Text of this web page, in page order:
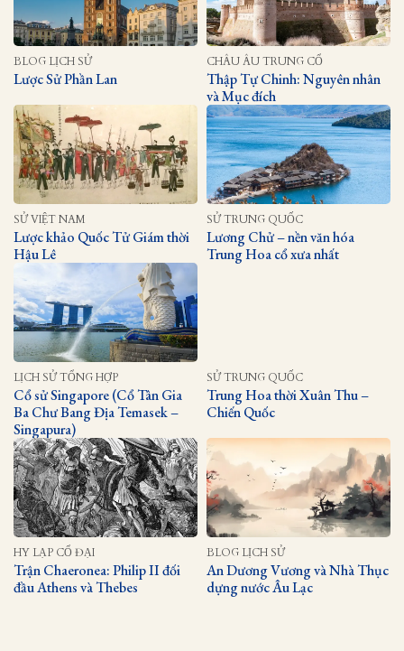
BLOG LỊCH SỬ
Lược Sử Phần Lan
CHÂU ÂU TRUNG CỔ
Thập Tự Chinh: Nguyên nhân
và Mục đích
SỬ VIỆT NAM
Lược khảo Quốc Tử Giám thời
Hậu Lê
SỬ TRUNG QUỐC
Lương Chử – nền văn hóa
Trung Hoa cổ xưa nhất
LỊCH SỬ TỔNG HỢP
Cổ sử Singapore (Cổ Tân Gia
Ba Chư Bang Địa Temasek –
Singapura)
SỬ TRUNG QUỐC
Trung Hoa thời Xuân Thu –
Chiến Quốc
HY LẠP CỔ ĐẠI
Trận Chaeronea: Philip II đối
đầu Athens và Thebes
BLOG LỊCH SỬ
An Dương Vương và Nhà Thục
dựng nước Âu Lạc